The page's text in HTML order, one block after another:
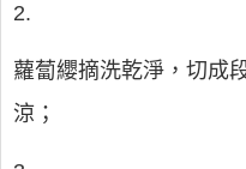
2.
蘿蔔纓摘洗乾淨，切成
涼；